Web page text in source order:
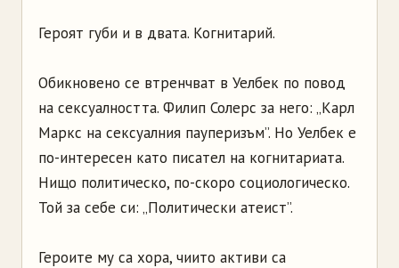
Героят губи и в двата. Когнитарий.
Обикновено се втренчват в Уелбек по повод
на сексуалността. Филип Солерс за него: „Карл
Маркс на сексуалния пауперизъм”. Но Уелбек е
по-интересен като писател на когнитариата.
Нищо политическо, по-скоро социологическо.
Той за себе си: „Политически атеист”.
Героите му са хора, чиито активи са